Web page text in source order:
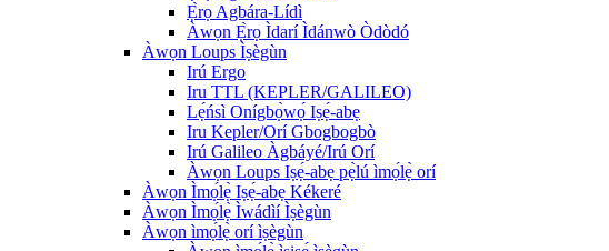
Ẹ̀rọ Agbára-Lídì
Àwọn Ẹ̀rọ Ìdarí Ìdánwò Òdòdó
Àwọn Loups Ìṣègùn
Irú Ergo
Iru TTL (KEPLER/GALILEO)
Lẹ́ńsì Onígbọ̀wọ́ Iṣẹ́-abẹ
Iru Kepler/Orí Gbogbogbò
Irú Galileo Àgbáyé/Irú Orí
Àwọn Loups Iṣẹ́-abẹ pẹ̀lú ìmọ́lẹ̀ orí
Àwọn Ìmọ́lẹ̀ Iṣẹ́-abẹ Kékeré
Àwọn Ìmọ́lẹ̀ Ìwádìí Ìṣègùn
Àwọn ìmọ́lẹ̀ orí ìṣègùn